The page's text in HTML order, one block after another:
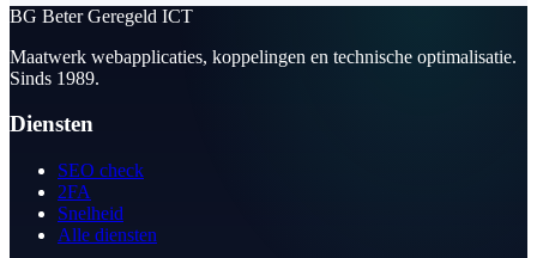
BG Beter Geregeld ICT
Maatwerk webapplicaties, koppelingen en technische optimalisatie.
Sinds 1989.
Diensten
SEO check
2FA
Snelheid
Alle diensten